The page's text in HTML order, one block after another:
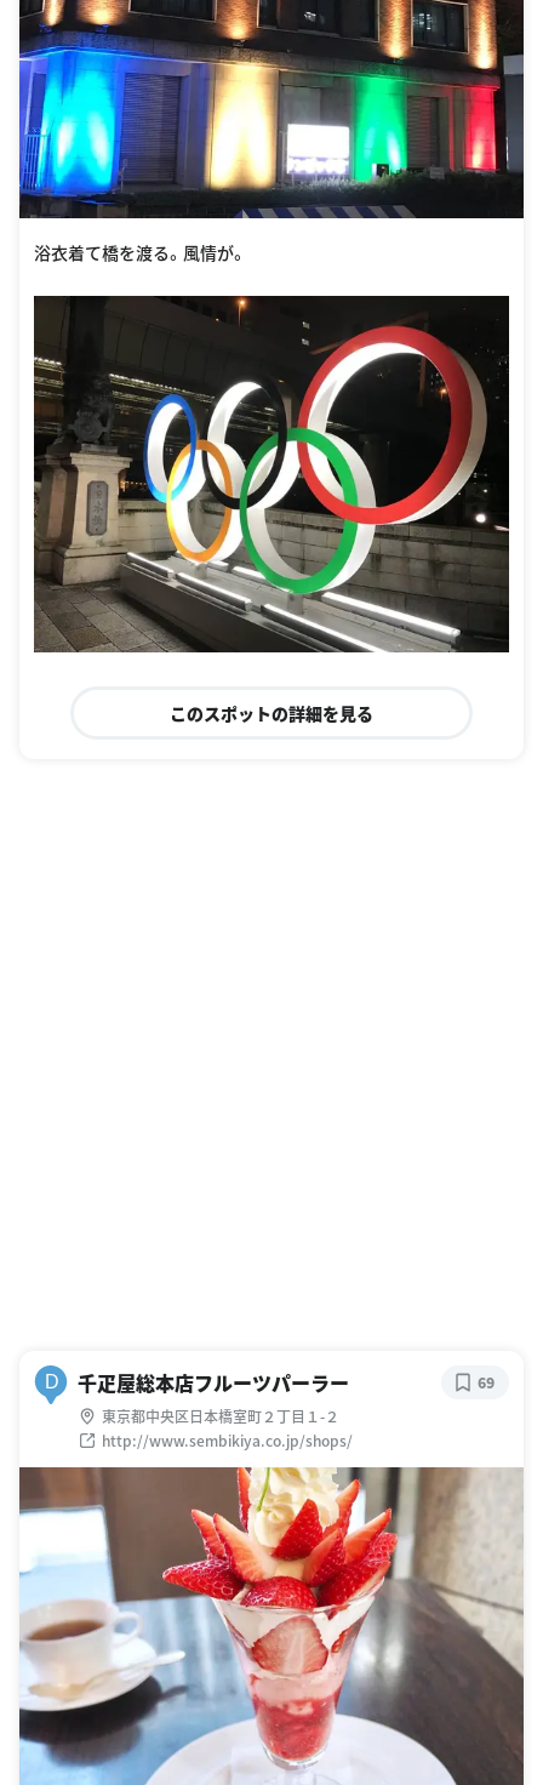
浴衣着て橋を渡る。風情が。
このスポットの詳細を見る
D 千疋屋総本店フルーツパーラー
東京都中央区日本橋室町２丁目１-２
http://www.sembikiya.co.jp/shops/
69